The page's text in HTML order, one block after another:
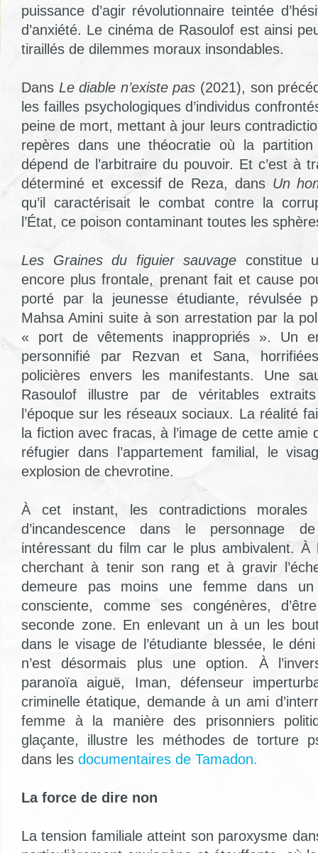
puissance d’agir révolutionnaire teintée
d’anxiété. Le cinéma de Rasoulof est ainsi
tiraillés de dilemmes moraux insondables.
Dans Le diable n’existe pas (2021), son
les failles psychologiques d’individus
peine de mort, mettant à jour leurs
repères dans une théocratie où la
dépend de l’arbitraire du pouvoir. Et c’est à
déterminé et excessif de Reza, dans Un
qu’il caractérisait le combat contre la
l’État, ce poison contaminant toutes les
Les Graines du figuier sauvage constitue
encore plus frontale, prenant fait et cause
porté par la jeunesse étudiante, révulsée
Mahsa Amini suite à son arrestation par la
« port de vêtements inappropriés ». Un
personnifié par Rezvan et Sana,
policières envers les manifestants. Une
Rasoulof illustre par de véritables
l’époque sur les réseaux sociaux. La réalité
la fiction avec fracas, à l’image de cette amie
réfugier dans l’appartement familial, le
explosion de chevrotine.
À cet instant, les contradictions morales
d’incandescence dans le personnage
intéressant du film car le plus ambivalent. À
cherchant à tenir son rang et à gravir
demeure pas moins une femme dans un
consciente, comme ses congénères,
seconde zone. En enlevant un à un les
dans le visage de l’étudiante blessée, le
n’est désormais plus une option. À
paranoïa aiguë, Iman, défenseur
criminelle étatique, demande à un ami
femme à la manière des prisonniers
glaçante, illustre les méthodes de torture
dans les documentaires de Tamadon.
La force de dire non
La tension familiale atteint son paroxysme